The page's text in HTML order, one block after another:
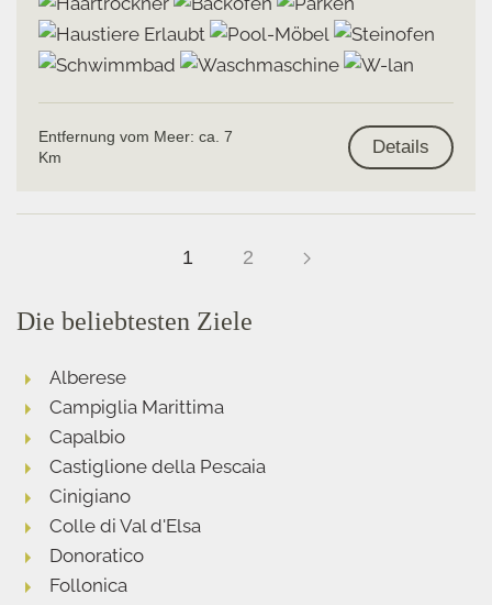
Entfernung vom Meer: ca. 7
Km
Details
1 2
Die beliebtesten Ziele
Alberese
Campiglia Marittima
Capalbio
Castiglione della Pescaia
Cinigiano
Colle di Val d'Elsa
Donoratico
Follonica